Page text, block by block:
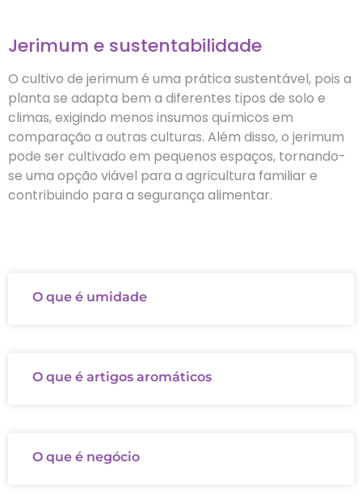
Jerimum e sustentabilidade
O cultivo de jerimum é uma prática sustentável, pois a
planta se adapta bem a diferentes tipos de solo e
climas, exigindo menos insumos químicos em
comparação a outras culturas. Além disso, o jerimum
pode ser cultivado em pequenos espaços, tornando-
se uma opção viável para a agricultura familiar e
contribuindo para a segurança alimentar.
O que é umidade
O que é artigos aromáticos
O que é negócio